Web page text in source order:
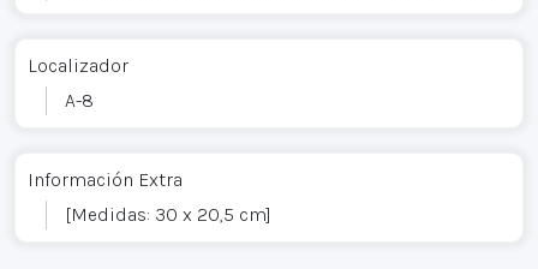
Localizador
A-8
Información Extra
[Medidas: 30 x 20,5 cm]